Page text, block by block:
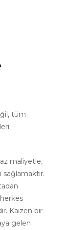
tüm
maliyetle,
sağlamaktır.
Kaizen bir
gelen